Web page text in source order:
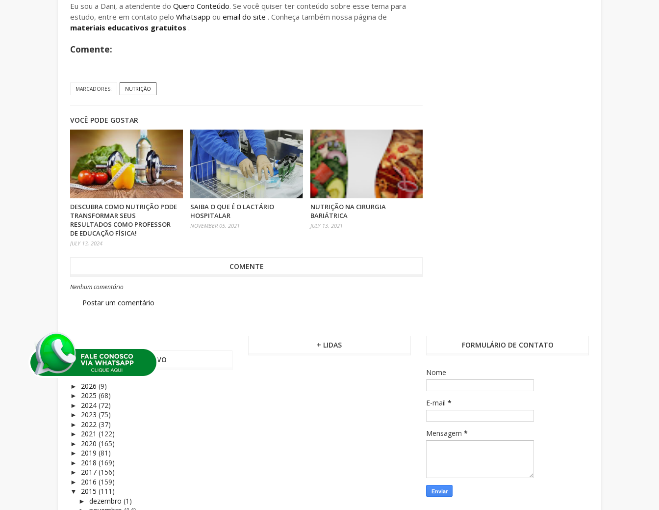
Eu sou a Dani, a atendente do Quero Conteúdo. Se você quiser ter conteúdo sobre esse tema para
estudo, entre em contato pelo Whatsapp ou email do site . Conheça também nossa página de
materiais educativos gratuitos .
Comente:
MARCADORES: NUTRIÇÃO
VOCÊ PODE GOSTAR
DESCUBRA COMO NUTRIÇÃO PODE
TRANSFORMAR SEUS
RESULTADOS COMO PROFESSOR
DE EDUCAÇÃO FÍSICA!
JULY 13, 2024
SAIBA O QUE É O LACTÁRIO
HOSPITALAR
NOVEMBER 05, 2021
NUTRIÇÃO NA CIRURGIA
BARIÁTRICA
JULY 13, 2021
COMENTE
Nenhum comentário
Postar um comentário
ARQUIVO
► 2026 (9)
► 2025 (68)
► 2024 (72)
► 2023 (75)
► 2022 (37)
► 2021 (122)
► 2020 (165)
► 2019 (81)
► 2018 (169)
► 2017 (156)
► 2016 (159)
▼ 2015 (111)
► dezembro (1)
+ LIDAS FORMULÁRIO DE CONTATO
Nome
E-mail*
Mensagem*